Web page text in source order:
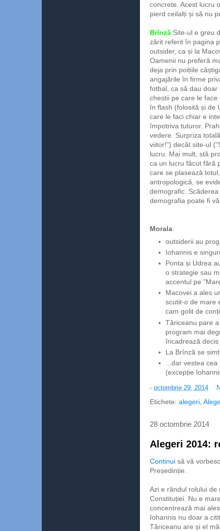
concrete. Acest lucru
pierd ceilalți și să nu
Brînză Site-ul e greu
zărit referit în pagina
outsider, ca și la
Oamenii nu preferă
deja prin poițiile
angajările în firme
fotbal, ca să dau
chestii pe care le
în flash (folosită și de
care le faci chiar e
împotriva tuturor.
vedere. Surpriza
viitor!") decât site-ul
lucru. Mai mult, stă
ca un lucru făcut fără
care se plasează
antropologică, se
demografic.
demografia poate fi
Morala:
outsiderii au
Iohannis e
Ponta și Udrea
o strategie sau
accentul pe
Macovei a ales
scutit-o de mare
cam golit de
Tăriceanu pare
program mai
încadrează
La Brînză se
...dar vestea
(excepție
- octombrie 29, 2014
Etichete: alegeri
28 octombrie 2014
Alegeri 2014:
Continui să vă
Președinție.
Azi e rândul rolului
Constituției. Nu e
concentrează mai
Iohannis nu doar a
Tăriceanu are și el